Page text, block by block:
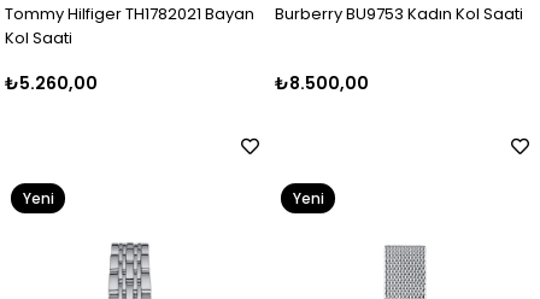
Tommy Hilfiger TH1782021 Bayan
Kol Saati
₺5.260,00
Burberry BU9753 Kadın Kol Saati
₺8.500,00
Yeni
Yeni